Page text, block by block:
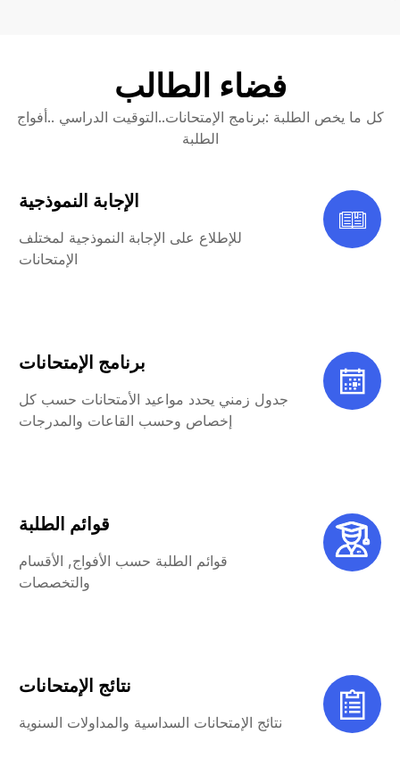
فضاء الطالب
كل ما يخص الطلبة :برنامج الإمتحانات..التوقيت الدراسي ..أفواج
الطلبة
الإجابة النموذجية
للإطلاع على الإجابة النموذجية لمختلف
الإمتحانات
برنامج الإمتحانات
جدول زمني يحدد مواعيد الأمتحانات حسب كل
إخصاص وحسب القاعات والمدرجات
قوائم الطلبة
قوائم الطلبة حسب الأفواج, الأقسام
والتخصصات
نتائج الإمتحانات
نتائج الإمتحانات السداسية والمداولات السنوية